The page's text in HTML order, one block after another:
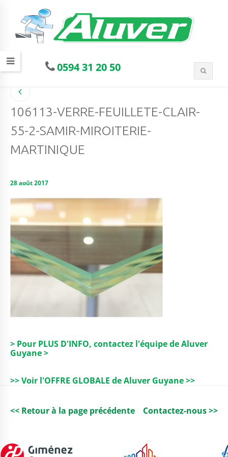
0594 31 20 50
106113-VERRE-FEUILLETE-CLAIR-
55-2-SAMIR-MIROITERIE-
MARTINIQUE
28 août 2017
> Pour PLUS D'INFO, contactez l'équipe de Aluver
Guyane >
>> Voir l'OFFRE GLOBALE de Aluver Guyane >>
<< Retour à la page précédente Contactez-nous >>